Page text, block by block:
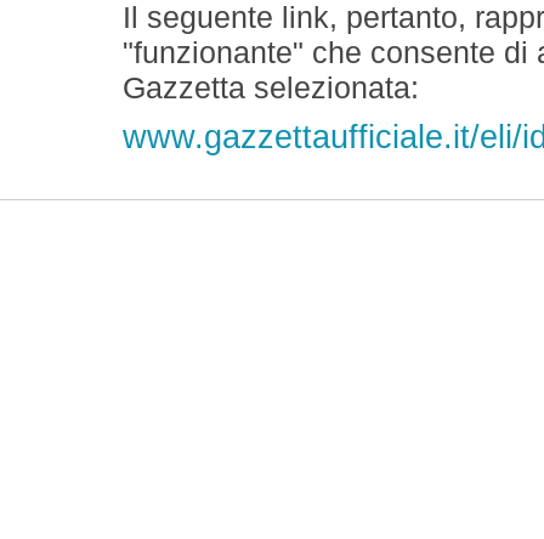
Il seguente link, pertanto,
"funzionante" che consente
Gazzetta selezionata:
www.gazzettaufficiale.it/eli/